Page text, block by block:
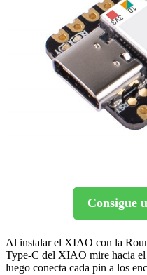
Consigue
Al instalar el XIAO con la
Type-C del XIAO mire hacia
luego conecta cada pin a los